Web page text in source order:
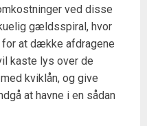
ved disse
gældsspiral, hvor
for at dække afdragene
kaste lys over de
kviklån, og give
at havne i en sådan